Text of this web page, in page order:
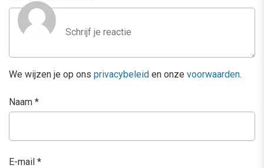
We wijzen je op ons privacybeleid en onze voorwaarden.
Naam *
E-mail *